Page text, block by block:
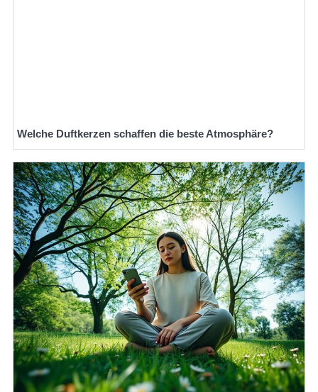
Welche Duftkerzen schaffen die beste Atmosphäre?